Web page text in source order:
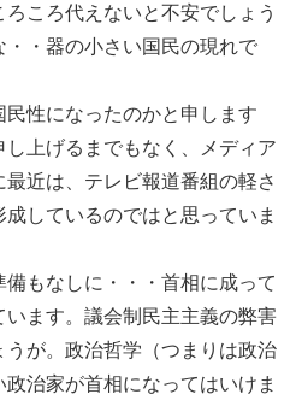
ころ代えないと不安でしょう
・器の小さい国民の現れで
性になったのかと申します
上げるまでもなく、メディア
近は、テレビ報道番組の軽さ
しているのではと思っていま
もなしに・・・首相に成って
います。議会制民主主義の弊害
が。政治哲学（つまりは政治
治家が首相になってはいけま